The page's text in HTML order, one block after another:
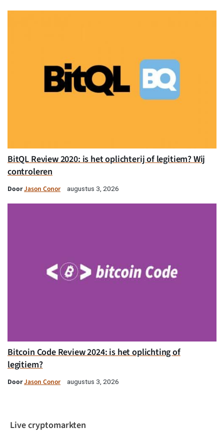
BitQL Review 2020: is het oplichterij of legitiem? Wij
controleren
DoorJason Conor augustus 3, 2026
Bitcoin Code Review 2024: is het oplichting of
legitiem?
DoorJason Conor augustus 3, 2026
Live cryptomarkten